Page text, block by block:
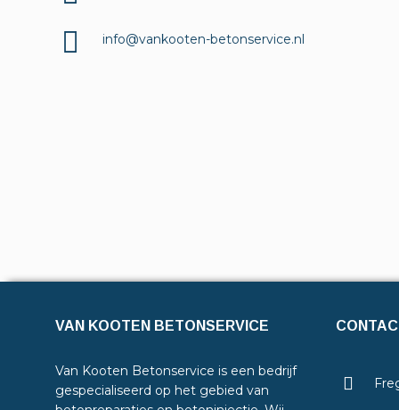
info@vankooten-betonservice.nl
VAN KOOTEN BETONSERVICE
Van Kooten Betonservice is een bedrijf
gespecialiseerd op het gebied van